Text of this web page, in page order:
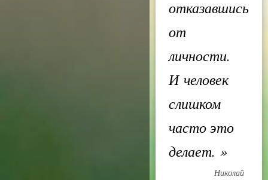
отказавшись
от
личности.
И человек
слишком
часто это
делает. »
Николай